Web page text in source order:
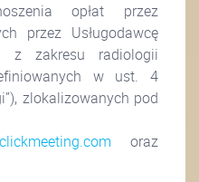
opłat przez
przez Usługodawcę
z zakresu radiologii
w ust. 4
zlokalizowanych pod
oraz